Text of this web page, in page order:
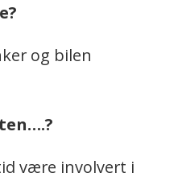
og bilen
være involvert i